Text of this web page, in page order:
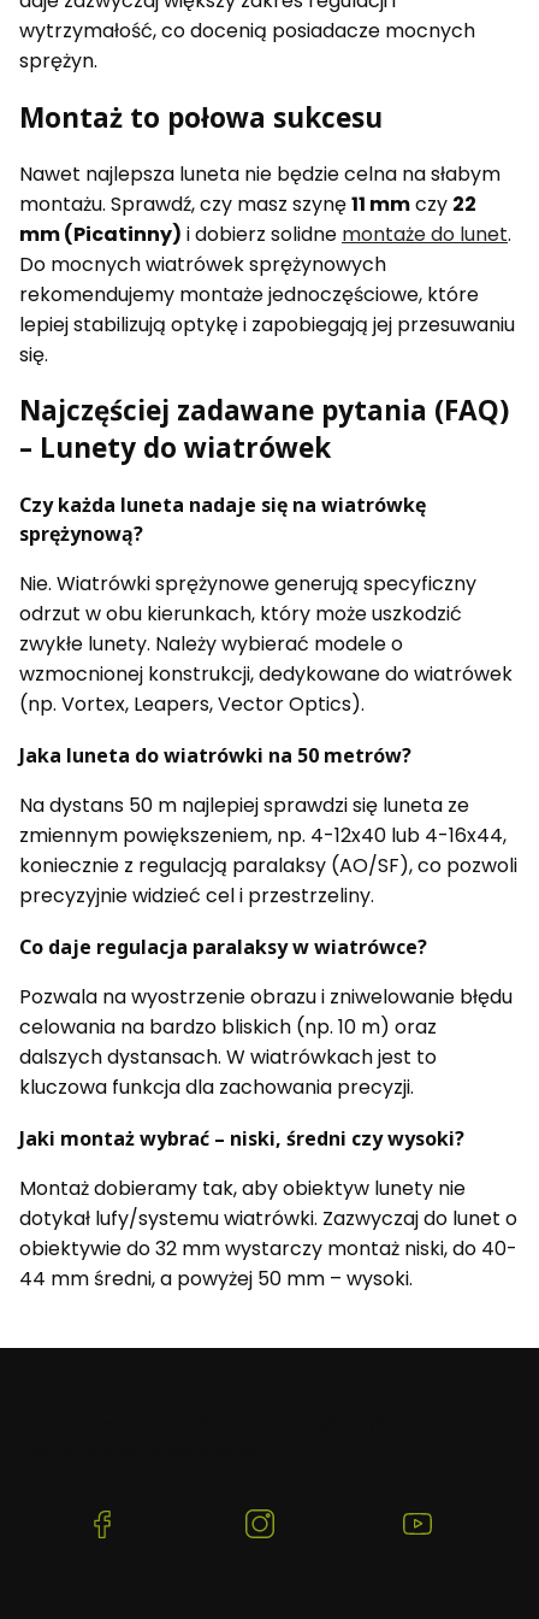
wytrzymałość, co docenią posiadacze mocnych
sprężyn.
Montaż to połowa sukcesu
Nawet najlepsza luneta nie będzie celna na słabym
montażu. Sprawdź, czy masz szynę11 mmczy 22
mm (Picatinny) i dobierz solidne montaże do lunet.
Do mocnych wiatrówek sprężynowych
rekomendujemy montaże jednoczęściowe, które
lepiej stabilizują optykę i zapobiegają jej przesuwaniu
się.
Najczęściej zadawane pytania (FAQ)
– Lunety do wiatrówek
Czy każda luneta nadaje się na wiatrówkę
sprężynową?
Nie. Wiatrówki sprężynowe generują specyficzny
odrzut w obu kierunkach, który może uszkodzić
zwykłe lunety. Należy wybierać modele o
wzmocnionej konstrukcji, dedykowane do wiatrówek
(np. Vortex, Leapers, Vector Optics).
Jaka luneta do wiatrówki na 50 metrów?
Na dystans 50 m najlepiej sprawdzi się luneta ze
zmiennym powiększeniem, np. 4-12x40 lub 4-16x44,
koniecznie z regulacją paralaksy (AO/SF), co pozwoli
precyzyjnie widzieć cel i przestrzeliny.
Co daje regulacja paralaksy w wiatrówce?
Pozwala na wyostrzenie obrazu i zniwelowanie błędu
celowania na bardzo bliskich (np. 10 m) oraz
dalszych dystansach. W wiatrówkach jest to
kluczowa funkcja dla zachowania precyzji.
Jaki montaż wybrać – niski, średni czy wysoki?
Montaż dobieramy tak, aby obiektyw lunety nie
dotykał lufy/systemu wiatrówki. Zazwyczaj do lunet o
obiektywie do 32 mm wystarczy montaż niski, do 40-
44 mm średni, a powyżej 50 mm – wysoki.
(Otwiera
(Otwiera